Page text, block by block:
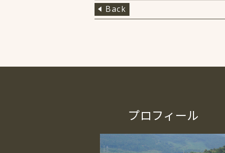
Back
プロフィール